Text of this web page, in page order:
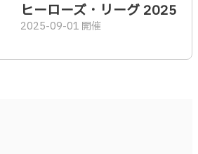
ヒーローズ・リーグ 2025
2025-09-01 開催